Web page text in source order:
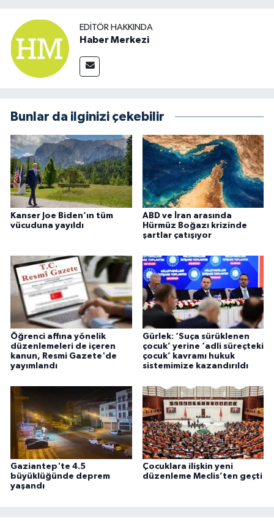
EDITÖR HAKKINDA
Haber Merkezi
Bunlar da ilginizi çekebilir
Kanser Joe Biden’ın tüm
vücuduna yayıldı
ABD ve İran arasında
Hürmüz Boğazı krizinde
şartlar çatışıyor
Öğrenci affına yönelik
düzenlemeleri de içeren
kanun, Resmi Gazete'de
yayımlandı
Gürlek: ‘Suça sürüklenen
çocuk’ yerine ‘adli süreçteki
çocuk’ kavramı hukuk
sistemimize kazandırıldı
Gaziantep'te 4.5
büyüklüğünde deprem
yaşandı
Çocuklara ilişkin yeni
düzenleme Meclis’ten geçti